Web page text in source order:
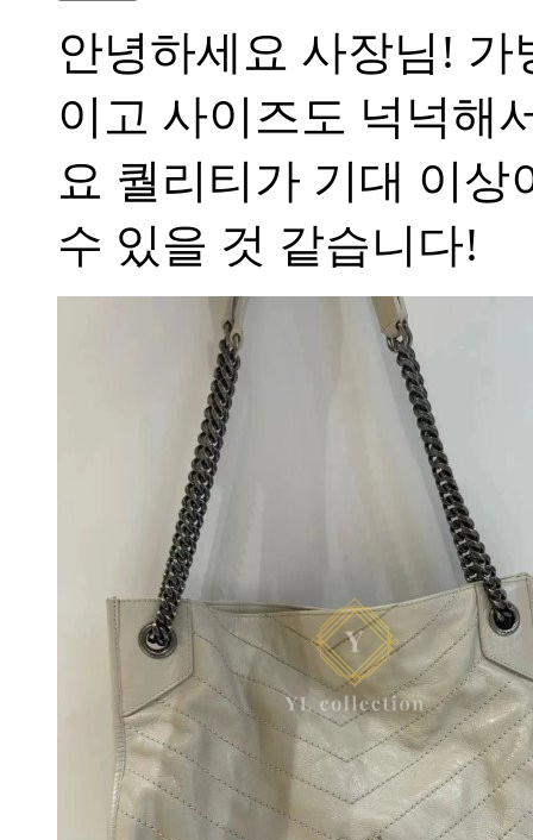
안녕하세요 사장님!
이고 사이즈도 넉넉해
요 퀄리티가 기대 이
수 있을 것 같습니다!